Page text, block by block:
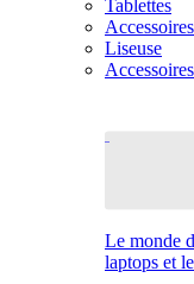
Tablettes
Liseuse
Le monde
laptops et